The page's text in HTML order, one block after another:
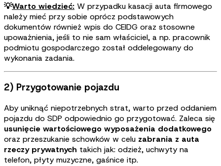
💡Warto wiedzieć: W przypadku kasacji auta firmowego
należy mieć przy sobie oprócz podstawowych
dokumentów również wpis do CEIDG oraz stosowne
upoważnienia, jeśli to nie sam właściciel, a np. pracownik
podmiotu gospodarczego został oddelegowany do
wykonania zadania.
2) Przygotowanie pojazdu
Aby uniknąć niepotrzebnych strat, warto przed oddaniem
pojazdu do SDP odpowiednio go przygotować. Zaleca się
usunięcie wartościowego wyposażenia dodatkowego
oraz przeszukanie schowków w celu zabrania z auta
rzeczy prywatnych takich jak: odzież, uchwyty na
telefon, płyty muzyczne, gaśnice itp.